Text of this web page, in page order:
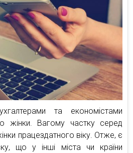
та економістами
жінки. Вагому частку серед
працездатного віку. Отже, є
що у інші міста чи країни